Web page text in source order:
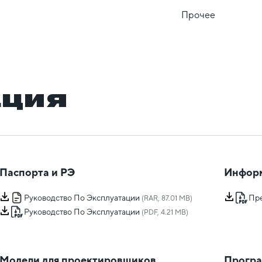
Прочее
и РЭ
Руководство По Эксплуатации (RAR, 87.01 MB)
Руководство По Эксплуатации (PDF, 4.21 MB)